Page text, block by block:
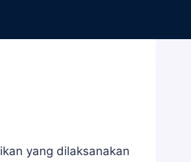
yang dilaksanakan